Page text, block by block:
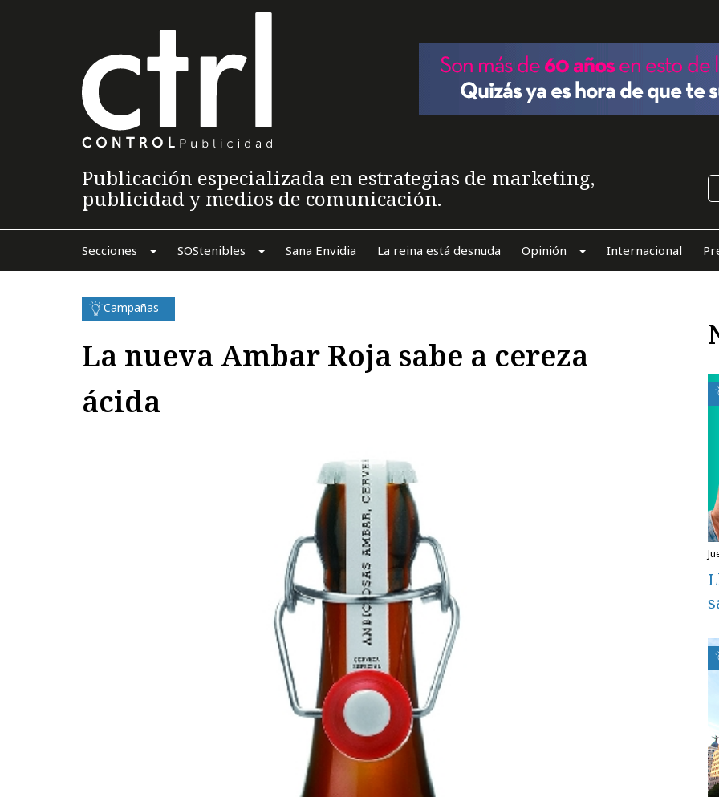
Publicación especializada en estrategias de marketing,
publicidad y medios de comunicación.
Secciones SOStenibles Sana Envidia La reina está desnuda Opinión Internacional
Campañas
La nueva Ambar Roja sabe a cereza
ácida